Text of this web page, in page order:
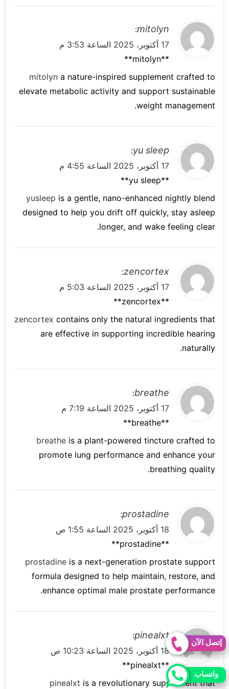
ي
ق
و
mitolyn
:
17 أكتوبر، 2025 الساعة 3:53 م
** mitolyn**
mitolyn a nature-inspired supplement crafted to
elevate metabolic activity and support sustainable
weight management.
ي
ق
و
yu sleep
:
17 أكتوبر، 2025 الساعة 4:55 م
**yu sleep**
yusleep is a gentle, nano-enhanced nightly blend
designed to help you drift off quickly, stay asleep
longer, and wake feeling clear.
ي
ق
و
zencortex
:
17 أكتوبر، 2025 الساعة 5:03 م
**zencortex**
zencortex contains only the natural ingredients that
are effective in supporting incredible hearing
naturally.
ي
ق
و
breathe
:
17 أكتوبر، 2025 الساعة 7:19 م
**breathe**
breathe is a plant-powered tincture crafted to
promote lung performance and enhance your
breathing quality.
ي
ق
و
prostadine
:
18 أكتوبر، 2025 الساعة 1:55 ص
**prostadine**
prostadine is a next-generation prostate support
formula designed to help maintain, restore, and
enhance optimal male prostate performance.
ي
ق
و
ل
pinealxt
:
18 أكتوبر، 2025 الساعة 10:23 ص
** pinealxt**
pinealxt is a revolutionary supplement that
إتصل الآن
واتساب